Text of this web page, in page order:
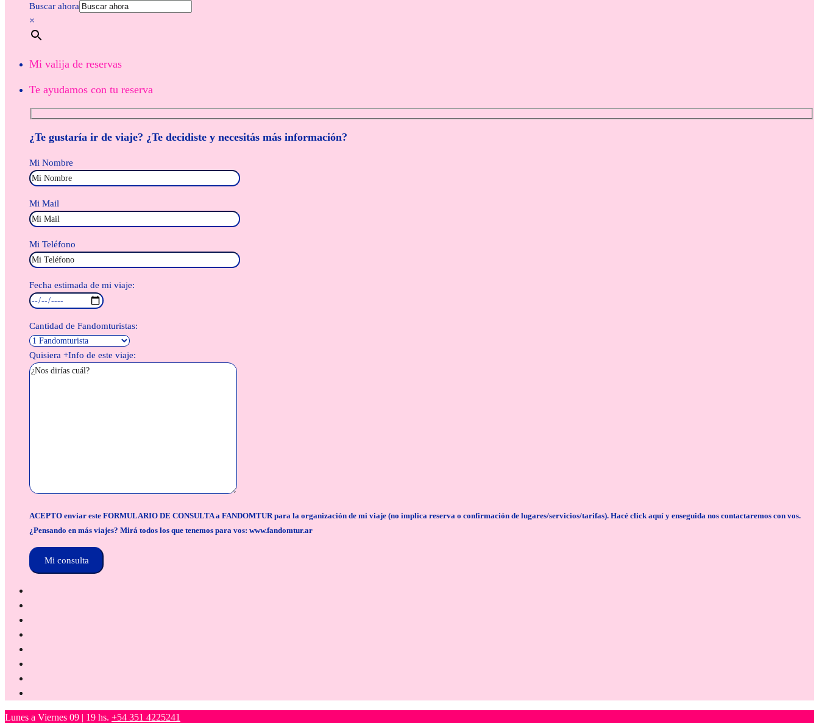
Buscar ahora
×
Mi valija de reservas
Te ayudamos con tu reserva
¿Te gustaría ir de viaje? ¿Te decidiste y necesitás más información?
Mi Nombre
Mi Mail
Mi Teléfono
Fecha estimada de mi viaje:
Cantidad de Fandomturistas:
Quisiera +Info de este viaje:
ACEPTO enviar este FORMULARIO DE CONSULTA a FANDOMTUR para la organización de mi viaje (no implica reserva o confirmación de lugares/servicios/tarifas). Hacé click aquí y enseguida nos contactaremos con vos.
¿Pensando en más viajes? Mirá todos los que tenemos para vos: www.fandomtur.ar
Lunes a Viernes 09 | 19 hs. +54 351 4225241